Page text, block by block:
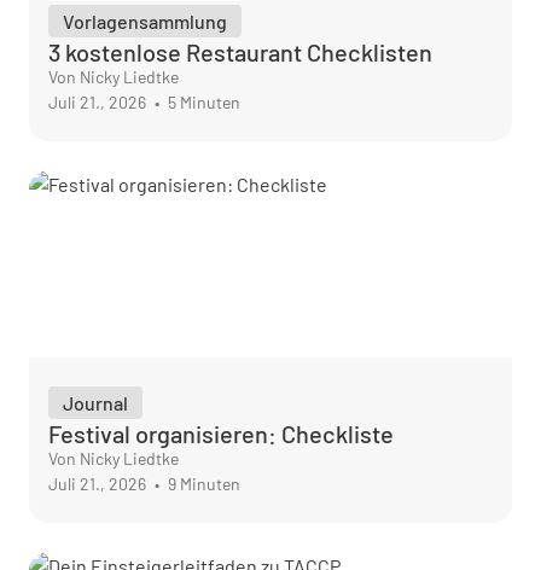
Vorlagensammlung
3 kostenlose Restaurant Checklisten
Von Nicky Liedtke
Juli 21., 2026 • 5 Minuten
Journal
Festival organisieren: Checkliste
Von Nicky Liedtke
Juli 21., 2026 • 9 Minuten